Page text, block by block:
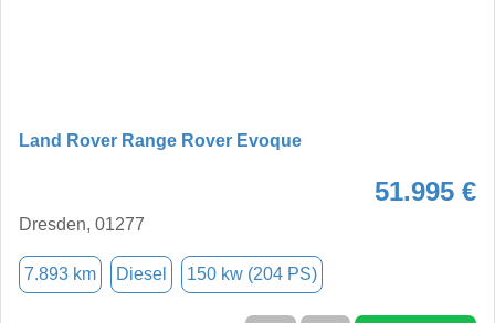
Land Rover Range Rover Evoque
51.995 €
Dresden, 01277
7.893 km Diesel 150 kw (204 PS)